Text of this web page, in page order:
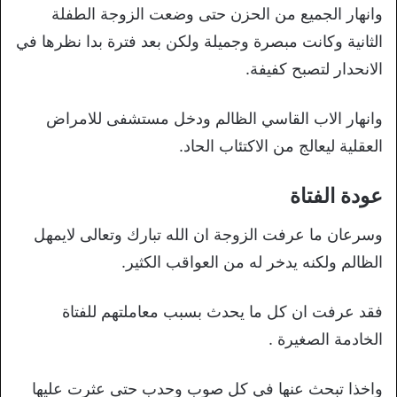
وانهار الجميع من الحزن حتى وضعت الزوجة الطفلة
الثانية وكانت مبصرة وجميلة ولكن بعد فترة بدا نظرها في
الانحدار لتصبح كفيفة.
وانهار الاب القاسي الظالم ودخل مستشفى للامراض
العقلية ليعالج من الاكتئاب الحاد.
عودة الفتاة
وسرعان ما عرفت الزوجة ان الله تبارك وتعالى لايمهل
الظالم ولكنه يدخر له من العواقب الكثير.
فقد عرفت ان كل ما يحدث بسبب معاملتهم للفتاة
الخادمة الصغيرة .
واخذا تبحث عنها في كل صوب وحدب حتى عثرت عليها